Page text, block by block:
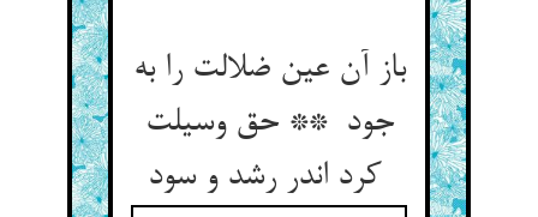
باز آن عین ضلالت را به
جود ** حق وسیلت